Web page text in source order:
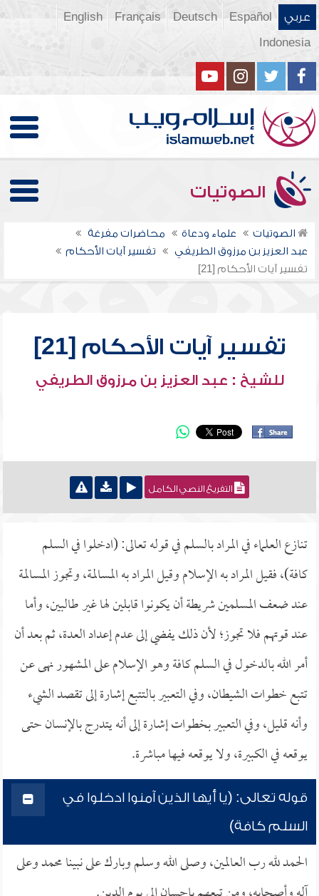
عربي Español
Deutsch
Français
English
Indonesia
الصوتيات
الصوتيات علماء ودعاة
محاضرات مفرغة
عبد العزيز بن مرزوق الطريفي
تفسير آيات الأحكام
تفسير آيات الأحكام [21]
تفسير آيات الأحكام [21]
للشيخ : عبد العزيز بن مرزوق الطريفي
التفريغ النصي الكامل
تنازع العلماء في المراد بالسلم في قوله تعالى: (ادخلوا في السلم
كافة)، فقيل المراد به الإسلام وقيل المراد به المسالمة، وتجوز المسالمة
عند ضعف المسلمين شريطة أن يكونوا قابلين لها غير طالبين، وأما
عند قوتهم فلا تجوز؛ لأن ذلك يفضي إلى عدم إعداد العدة، ثم بعد أن
أمر الله بالدخول في السلم كافة وهو الإسلام على المشهور نهى عن
تتبع خطوات الشيطان، وفي التعبير بالتتبع إشارة إلى تقصد الشيء
وأنه قليل، وفي التعبير بخطوات إشارة إلى أنه يتدرج بالإنسان حتى
يوقعه في الكبيرة، ولا يوقعه فيها مباشرة.
قوله تعالى: (يا أيها الذين آمنوا ادخلوا في
السلم كافة)
الحمد لله رب العالمين، وصلى الله وسلم وبارك على نبينا محمد وعلى